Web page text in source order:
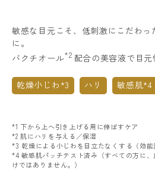
敏感な目元こそ、低刺激にこだわ
に。
バクチオール*2 配合の美容液で目元
乾燥小じわ*3 ハリ 敏感肌*4
*1 下から上へ引き上げる用に伸ばすケア
*2 肌にハリを与える／保湿
*3 乾燥による小じわを目立たなくする（効能
*4 敏感肌パッチテスト済み（すべての方に
けではありません。）